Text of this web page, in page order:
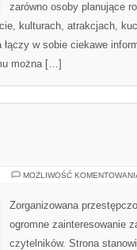
zarówno osoby planujące
kulturach, atrakcjach,
w sobie ciekawe
można […]
MOŻLIWOŚĆ
Zorganizowana
ogromne zainteresowanie
czytelników. Strona